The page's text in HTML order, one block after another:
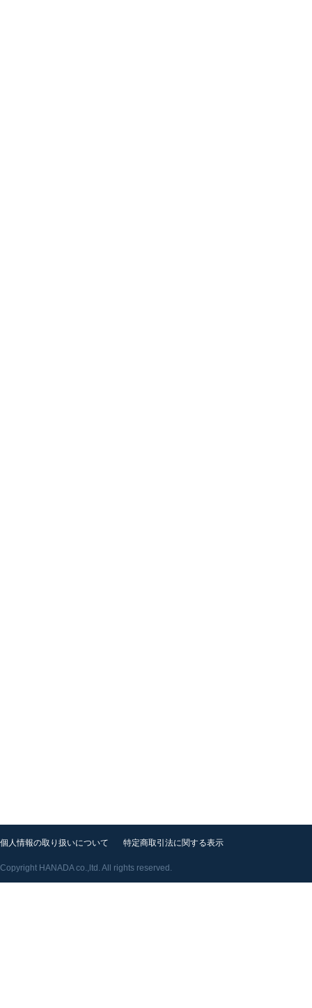
個人情報の取り扱いについて 特定商取引法に関する表示
Copyright HANADA co.,ltd. All rights reserved.